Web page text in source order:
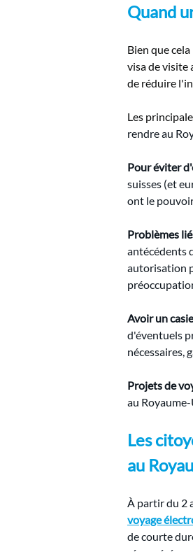
Quand
Bien que
visa de visite
de réduire
Les
rendre au
Pour éviter
suisses (et
ont le
Problèmes
antécédents
autorisation
Avoir un
d'éventuels
nécessaires,
Projets de
au
Les
au
À partir du 2
voyage
de courte